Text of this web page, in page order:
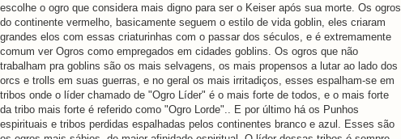
escolhe o ogro que considera mais digno para ser o Keiser após sua morte. Os ogros
do continente vermelho, basicamente seguem o estilo de vida goblin, eles criaram
grandes elos com essas criaturinhas com o passar dos séculos, e é extremamente
comum ver Ogros como empregados em cidades goblins. Os ogros que não
trabalham pra goblins são os mais selvagens, os mais propensos a lutar ao lado dos
orcs e trolls em suas guerras, e no geral os mais irritadiços, esses espalham-se em
tribos onde o líder chamado de "Ogro Líder" é o mais forte de todos, e o mais forte
da tribo mais forte é referido como "Ogro Lorde".. E por último há os Punhos
espirituais e tribos perdidas espalhadas pelos continentes branco e azul. Esses são